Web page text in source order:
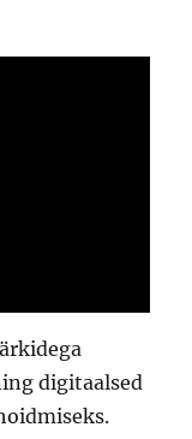
digitaalsed